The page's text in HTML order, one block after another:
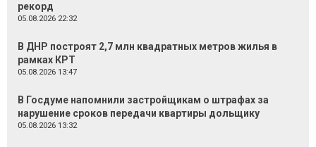
рекорд
05.08.2026 22:32
В ДНР построят 2,7 млн квадратных метров жилья в
рамках КРТ
05.08.2026 13:47
В Госдуме напомнили застройщикам о штрафах за
нарушение сроков передачи квартиры дольщику
05.08.2026 13:32